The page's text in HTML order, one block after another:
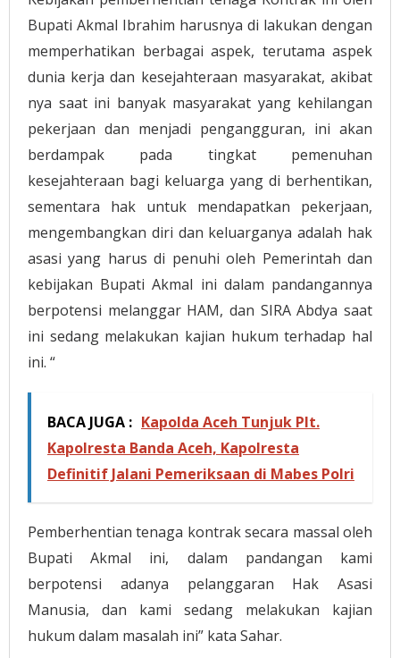
Bupati Akmal Ibrahim harusnya di lakukan dengan
memperhatikan berbagai aspek, terutama aspek
dunia kerja dan kesejahteraan masyarakat, akibat
nya saat ini banyak masyarakat yang kehilangan
pekerjaan dan menjadi pengangguran, ini akan
berdampak pada tingkat pemenuhan
kesejahteraan bagi keluarga yang di berhentikan,
sementara hak untuk mendapatkan pekerjaan,
mengembangkan diri dan keluarganya adalah hak
asasi yang harus di penuhi oleh Pemerintah dan
kebijakan Bupati Akmal ini dalam pandangannya
berpotensi melanggar HAM, dan SIRA Abdya saat
ini sedang melakukan kajian hukum terhadap hal
ini. “
BACA JUGA : Kapolda Aceh Tunjuk Plt.
Kapolresta Banda Aceh, Kapolresta
Definitif Jalani Pemeriksaan di Mabes Polri
Pemberhentian tenaga kontrak secara massal oleh
Bupati Akmal ini, dalam pandangan kami
berpotensi adanya pelanggaran Hak Asasi
Manusia, dan kami sedang melakukan kajian
hukum dalam masalah ini” kata Sahar.